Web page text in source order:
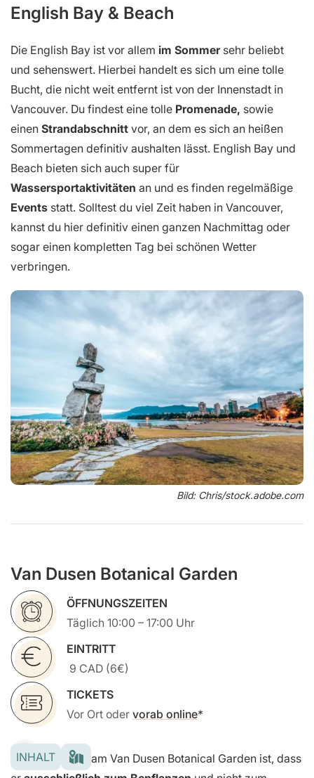
English Bay & Beach
Die English Bay ist vor allem im Sommersehr beliebt
und sehenswert. Hierbei handelt es sich um eine tolle
Bucht, die nicht weit entfernt ist von der Innenstadt in
Vancouver. Du findest eine tolle Promenade, sowie
einen Strandabschnitt vor, an dem es sich an heißen
Sommertagen definitiv aushalten lässt. English Bay und
Beach bieten sich auch super für
Wassersportaktivitäten an und es finden regelmäßige
Events statt. Solltest du viel Zeit haben in Vancouver,
kannst du hier definitiv einen ganzen Nachmittag oder
sogar einen kompletten Tag bei schönen Wetter
verbringen.
Bild: Chris/stock.adobe.com
Van Dusen Botanical Garden
ÖFFNUNGSZEITEN
Täglich 10:00 – 17:00 Uhr
EINTRITT
9 CAD (6€)
TICKETS
Vor Ort oder vorab online
Das besondere am Van Dusen Botanical Garden ist, dass
INHALT